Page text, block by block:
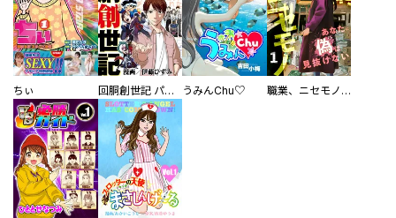
ちぃ 回胴創世記 パチスロを創った男達 うみんChu♡ 職業、ニセモノ～あなたに偽は見抜けない【電子単行本版】